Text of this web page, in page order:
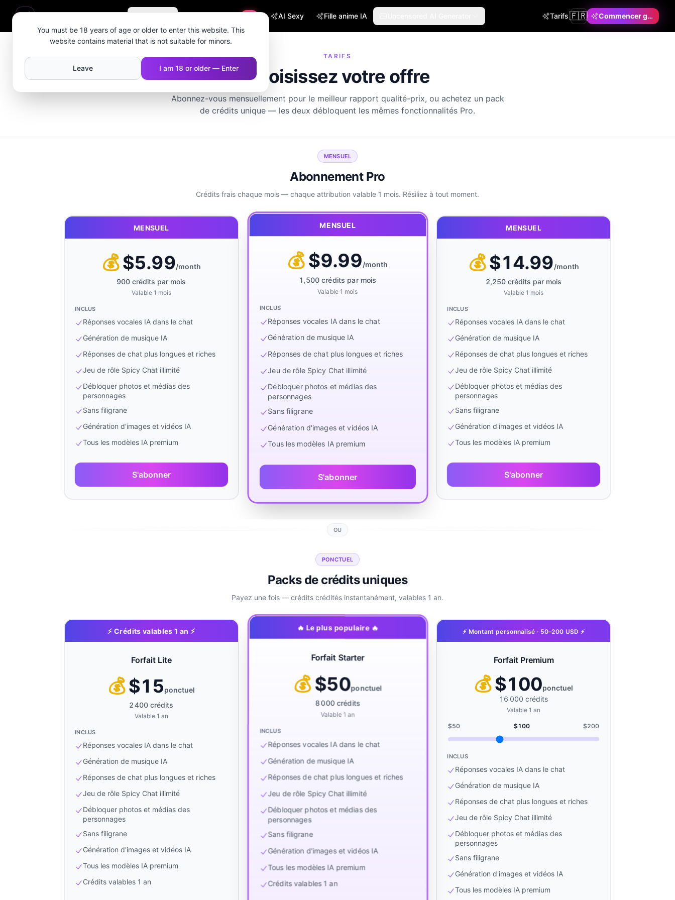
You must be 18 years of age or older to enter this website. This
website contains material that is not suitable for minors.
I am 18 or older — Enter
Leave
MAGI AI AI Sexy Fille anime IA Tarifs🇫🇷 Commencer gratuitement
TARIFS
Choisissez votre offre
Abonnez-vous mensuellement pour le meilleur rapport qualité-prix, ou achetez un pack
de crédits unique — les deux débloquent les mêmes fonctionnalités Pro.
MENSUEL
Abonnement Pro
Crédits frais chaque mois — chaque attribution valable 1 mois. Résiliez à tout moment.
MENSUEL
💰 $5.99/month
900 crédits par mois
Valable 1 mois
INCLUS
Réponses vocales IA dans le chat
Génération de musique IA
Réponses de chat plus longues et riches
Jeu de rôle Spicy Chat illimité
Débloquer photos et médias des
personnages
Sans filigrane
Génération d'images et vidéos IA
Tous les modèles IA premium
S'abonner
MENSUEL
💰 $9.99/month
1,500 crédits par mois
Valable 1 mois
INCLUS
Réponses vocales IA dans le chat
Génération de musique IA
Réponses de chat plus longues et riches
Jeu de rôle Spicy Chat illimité
Débloquer photos et médias des
personnages
Sans filigrane
Génération d'images et vidéos IA
Tous les modèles IA premium
S'abonner
MENSUEL
💰 $14.99/month
2,250 crédits par mois
Valable 1 mois
INCLUS
Réponses vocales IA dans le chat
Génération de musique IA
Réponses de chat plus longues et riches
Jeu de rôle Spicy Chat illimité
Débloquer photos et médias des
personnages
Sans filigrane
Génération d'images et vidéos IA
Tous les modèles IA premium
S'abonner
OU
PONCTUEL
Packs de crédits uniques
Payez une fois — crédits crédités instantanément, valables 1 an.
⚡ Crédits valables 1 an ⚡
Forfait Lite
💰 $15ponctuel
2 400 crédits
Valable 1 an
INCLUS
Réponses vocales IA dans le chat
Génération de musique IA
Réponses de chat plus longues et riches
Jeu de rôle Spicy Chat illimité
Débloquer photos et médias des
personnages
Sans filigrane
Génération d'images et vidéos IA
Tous les modèles IA premium
Crédits valables 1 an
🔥 Le plus populaire 🔥
Forfait Starter
💰 $50ponctuel
8 000 crédits
Valable 1 an
INCLUS
Réponses vocales IA dans le chat
Génération de musique IA
Réponses de chat plus longues et riches
Jeu de rôle Spicy Chat illimité
Débloquer photos et médias des
personnages
Sans filigrane
Génération d'images et vidéos IA
Tous les modèles IA premium
Crédits valables 1 an
⚡ Montant personnalisé · 50–200 USD ⚡
Forfait Premium
💰 $100ponctuel
16 000 crédits
Valable 1 an
$50 $100 $200
INCLUS
Réponses vocales IA dans le chat
Génération de musique IA
Réponses de chat plus longues et riches
Jeu de rôle Spicy Chat illimité
Débloquer photos et médias des
personnages
Sans filigrane
Génération d'images et vidéos IA
Tous les modèles IA premium